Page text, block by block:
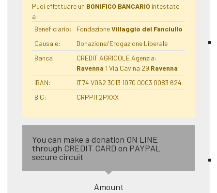
Puoi effettuare un BONIFICO BANCARIO intestato
a:
Beneficiario:
FondazioneVillaggio del Fanciullo
Causale:
Donazione/Erogazione Liberale
Banca:
CREDIT AGRICOLE Agenzia:
Ravenna 1 Via Cavina 29 Ravenna
IBAN:
IT74 V062 3013 1070 0003 0083 624
BIC:
CRPPIT2PXXX
You can make a donation ON LINE
through CREDIT CARD on PAYPAL
secure circuit
Amount